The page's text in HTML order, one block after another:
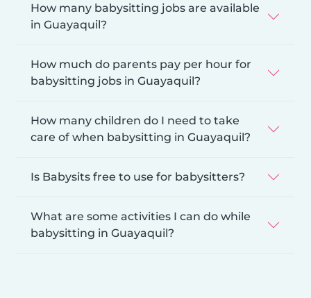
How many babysitting jobs are available
in Guayaquil?
How much do parents pay per hour for
babysitting jobs in Guayaquil?
How many children do I need to take
care of when babysitting in Guayaquil?
Is Babysits free to use for babysitters?
What are some activities I can do while
babysitting in Guayaquil?